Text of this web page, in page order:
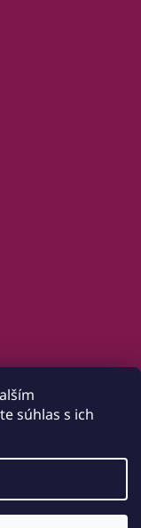
súhlas s ich